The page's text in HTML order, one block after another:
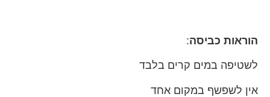
הוראות כביסה:
לשטיפה במים קרים בלבד
אין לשפשף במקום אחד